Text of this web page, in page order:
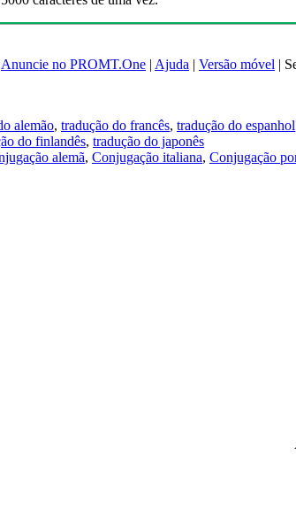
Anuncie no PROMT.One | Ajuda | Versão móvel |
alemão, tradução do francês, tradução do espanhol
do finlandês, tradução do japonês
alemã, Conjugação italiana, Conjugação